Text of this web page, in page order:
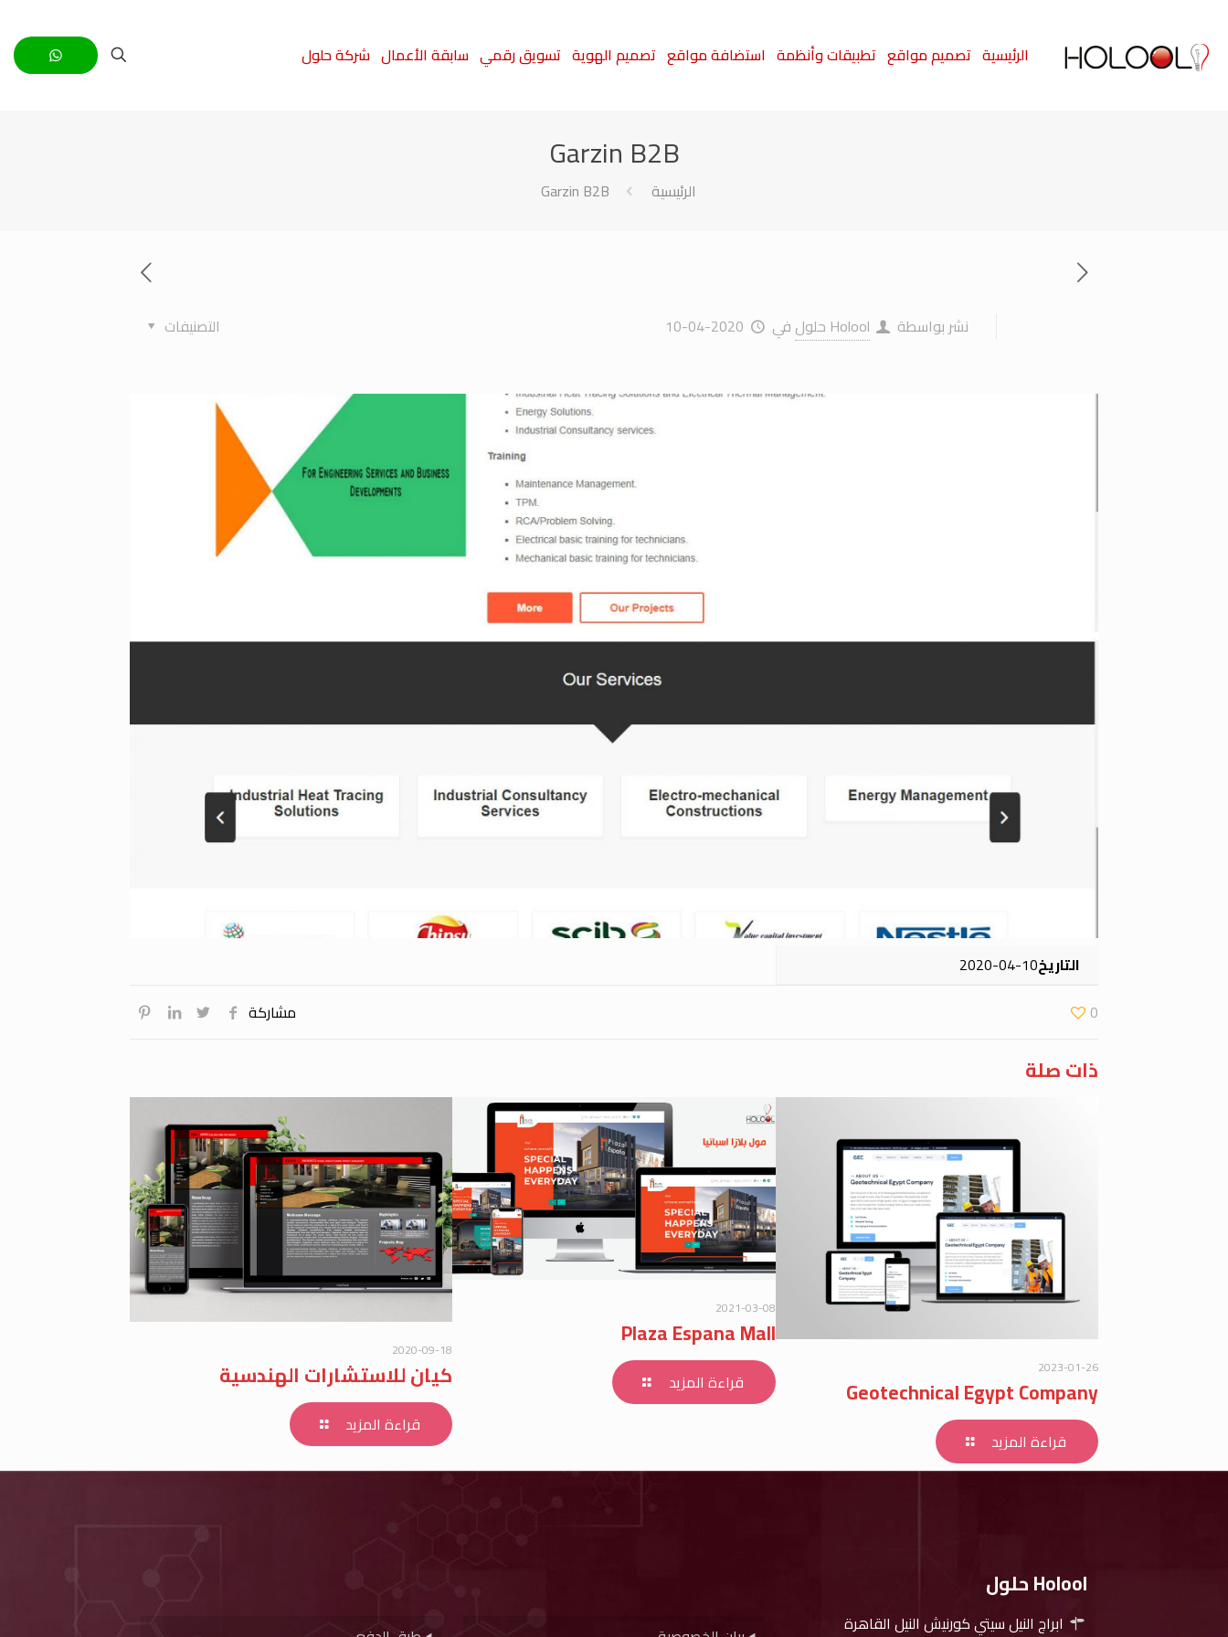
الرئيسية تصميم مواقع تطبيقات وأنظمة استضافة مواقع تصميم الهوية تسويق رقمي سابقة الأعمال شركة حلول
Garzin B2B
الرئيسية Garzin B2B
نشر بواسطة Holool حلول في 2020-04-10 التصنيفات
التاريخ2020-04-10
مشاركة
0
ذات صلة
2023-01-26
Geotechnical Egypt Company
قراءة المزيد
2021-03-08
Plaza Espana Mall
قراءة المزيد
2020-09-18
كيان للاستشارات الهندسية
قراءة المزيد
Holool حلول
ابراج النيل سيتي كورنيش النيل القاهرة